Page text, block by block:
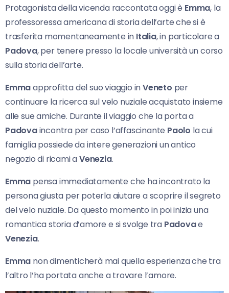
Protagonista della vicenda raccontata oggi è Emma, la
professoressa americana di storia dell’arte che si è
trasferita momentaneamente in Italia, in particolare a
Padova, per tenere presso la locale università un corso
sulla storia dell’arte.
Emmaapprofitta del suo viaggio inVeneto per
continuare la ricerca sul velo nuziale acquistato insieme
alle sue amiche. Durante il viaggio che la porta a
Padovaincontra per caso l’affascinante Paolo la cui
famiglia possiede da intere generazioni un antico
negozio di ricami aVenezia.
Emma pensa immediatamente che ha incontrato la
persona giusta per poterla aiutare a scoprire il segreto
del velo nuziale. Da questo momento in poi inizia una
romantica storia d’amore e si svolge tra Padovae
Venezia.
Emma non dimenticherà mai quella esperienza che tra
l’altro l’ha portata anche a trovare l’amore.